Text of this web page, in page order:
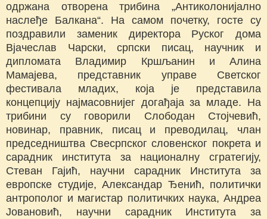
одржана отворена трибина „Антиколонијално
наслеђе Балкана“. На самом почетку, госте су
поздравили заменик директора Руског дома
Вјачеслав Чарски, српски писац, научник и
дипломата Владимир Кршљанин и Алина
Мамајева, представник управе Светског
фестивала младих, која је представила
концепцију најмасовнијег догађаја за младе. На
трибини су говорили Слободан Стојчевић,
новинар, правник, писац и преводилац, члан
председништва Свесрпског словенског покрета и
сарадник института за националну сгратегију,
Стеван Гајић, научни сарадник Института за
европске студије, Александар Ђенић, политички
антрополог и магистар политичких наука, Андреа
Јовановић, научни сарадник Института за